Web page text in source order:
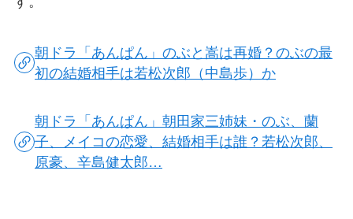
朝ドラ「あんぱん」のぶと嵩は再婚？のぶの最
初の結婚相手は若松次郎（中島歩）か
朝ドラ「あんぱん」朝田家三姉妹・のぶ、蘭
子、メイコの恋愛、結婚相手は誰？若松次郎、
原豪、辛島健太郎…